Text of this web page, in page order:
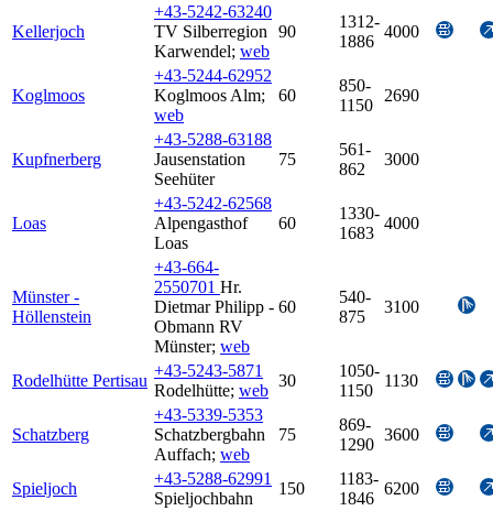
Kellerjoch
+43-5242-63240
TV Silberregion
Karwendel; web
90
1312-
1886
4000
Koglmoos
+43-5244-62952
Koglmoos Alm;
web
60
850-
1150
2690
Kupfnerberg
+43-5288-63188
Jausenstation
Seehüter
75
561-
862
3000
Loas
+43-5242-62568
Alpengasthof
Loas
60
1330-
1683
4000
Münster -
Höllenstein
+43-664-
2550701 Hr.
Dietmar Philipp -
Obmann RV
Münster; web
60
540-
875
3100
Rodelhütte Pertisau
+43-5243-5871
Rodelhütte; web
30
1050-
1150
1130
Schatzberg
+43-5339-5353
Schatzbergbahn
Auffach; web
75
869-
1290
3600
Spieljoch
+43-5288-62991
Spieljochbahn
150
1183-
1846
6200